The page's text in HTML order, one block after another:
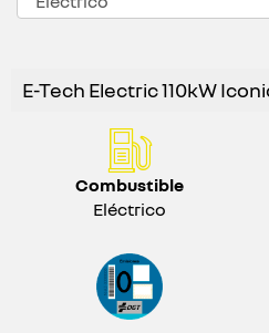
E-Tech Electric 110kW
Combustible
Eléctrico